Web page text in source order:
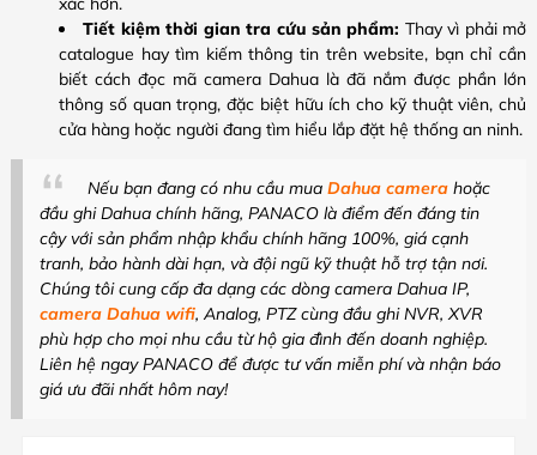
Tiết kiệm thời gian tra cứu sản phẩm: Thay vì phải mở
catalogue hay tìm kiếm thông tin trên website, bạn chỉ cần
biết cách đọc mã camera Dahua là đã nắm được phần lớn
thông số quan trọng, đặc biệt hữu ích cho kỹ thuật viên, chủ
cửa hàng hoặc người đang tìm hiểu lắp đặt hệ thống an ninh.
Nếu bạn đang có nhu cầu mua Dahua camera hoặc
đầu ghi Dahua chính hãng, PANACO là điểm đến đáng tin
cậy với sản phẩm nhập khẩu chính hãng 100%, giá cạnh
tranh, bảo hành dài hạn, và đội ngũ kỹ thuật hỗ trợ tận nơi.
Chúng tôi cung cấp đa dạng các dòng camera Dahua IP,
camera Dahua wifi, Analog, PTZ cùng đầu ghi NVR, XVR
phù hợp cho mọi nhu cầu từ hộ gia đình đến doanh nghiệp.
Liên hệ ngay PANACO để được tư vấn miễn phí và nhận báo
giá ưu đãi nhất hôm nay!